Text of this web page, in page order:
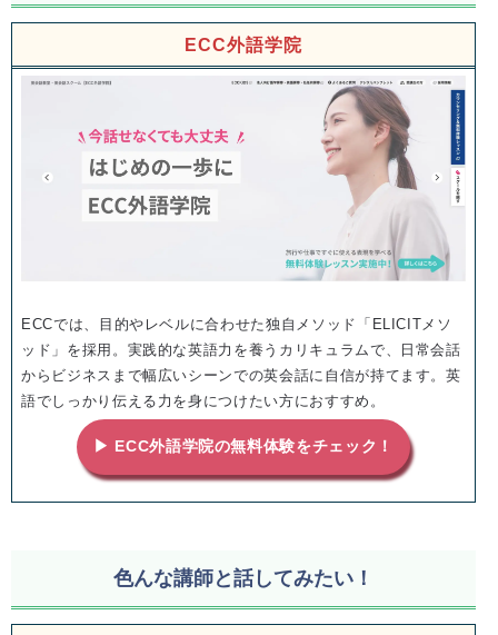
ECC外語学院
ECCでは、目的やレベルに合わせた独自メソッド「ELICITメソ
ッド」を採用。実践的な英語力を養うカリキュラムで、日常会話
からビジネスまで幅広いシーンでの英会話に自信が持てます。英
語でしっかり伝える力を身につけたい方におすすめ。
▶ ECC外語学院の無料体験をチェック！
色んな講師と話してみたい！